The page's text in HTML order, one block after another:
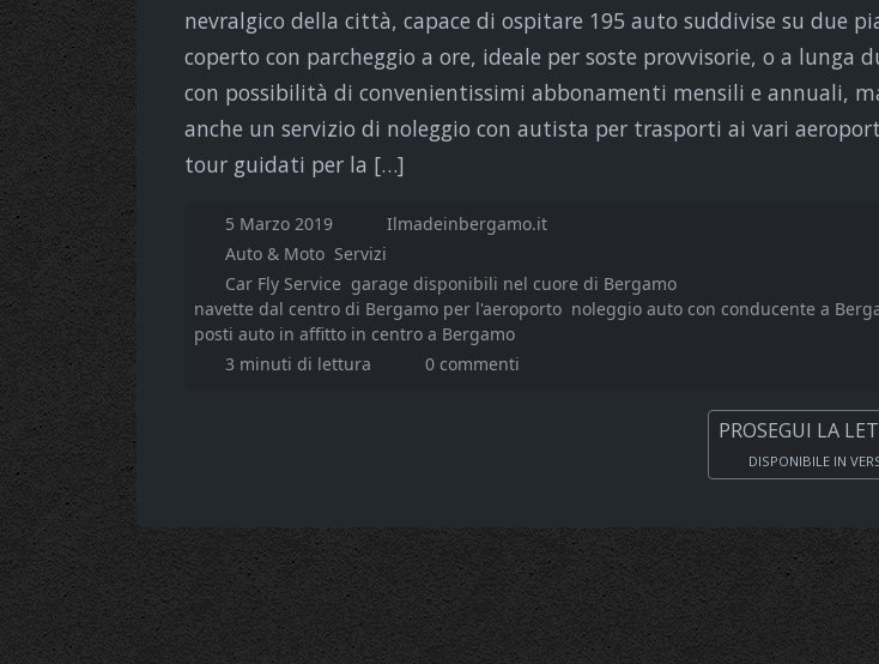
nevralgico della città, capace di ospitare 195 auto suddivise su due
coperto con parcheggio a ore, ideale per soste provvisorie, o a lunga
con possibilità di convenientissimi abbonamenti mensili e annuali,
anche un servizio di noleggio con autista per trasporti ai vari
tour guidati per la […]
5 Marzo 2019
Ilmadeinbergamo.it
Auto & Moto Servizi
Car Fly Service garage disponibili nel cuore di Bergamo
navette dal centro di Bergamo per l'aeroporto noleggio auto con conducente a
posti auto in affitto in centro a Bergamo
3 minuti di lettura
0 commenti
PROSEGUI LA
DISPONIBILE IN